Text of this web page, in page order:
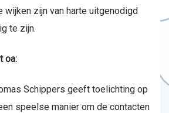
wijken zijn van harte uitgenodigd
te zijn.
oa:
Schippers geeft toelichting op
speelse manier om de contacten